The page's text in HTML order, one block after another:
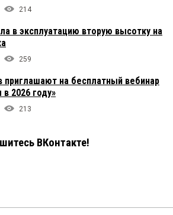
214
в эксплуатацию вторую высотку на
259
приглашают на бесплатный вебинар
2026 году»
213
ВКонтакте!